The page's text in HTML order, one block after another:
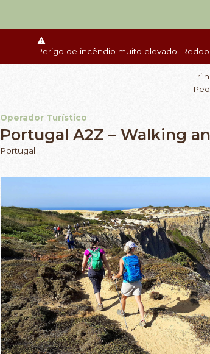
Perigo de incêndio muito elevado!
Operador Turístico
Portugal A2Z – Walking
Portugal